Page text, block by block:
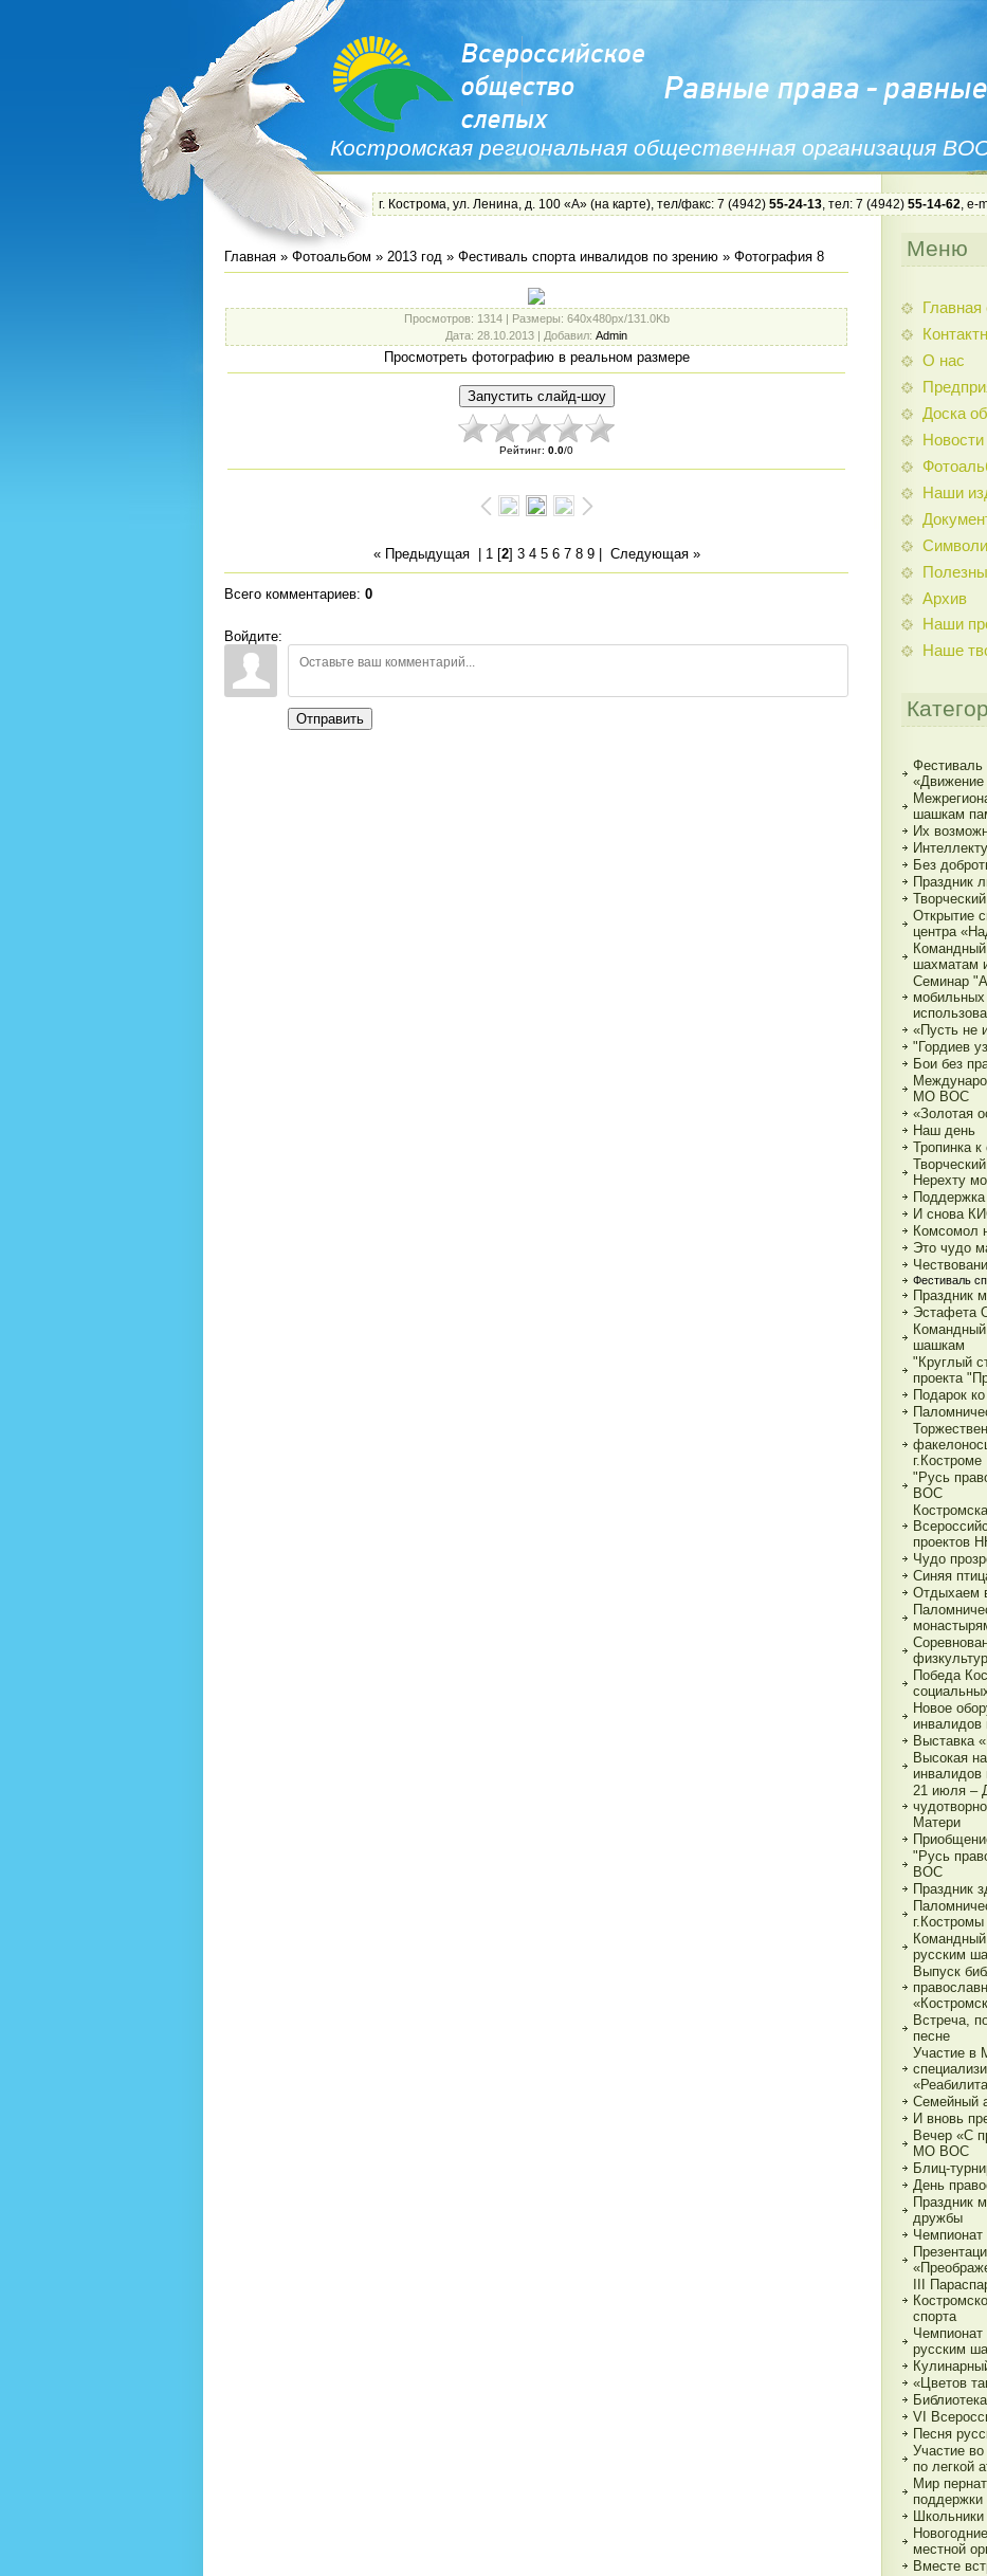
Костромская региональная общественная организация
г. Кострома, ул. Ленина, д. 100 «А» (на карте), тел/факс: 7 (4942) 55-24-13, тел: 7 (4942) 55-14-62, e-
Главная » Фотоальбом » 2013 год » Фестиваль спорта инвалидов по зрению » Фотография 8
Просмотров: 1314 | Размеры: 640x480px/131.0Kb
Дата: 28.10.2013 | Добавил: Admin
Просмотреть фотографию в реальном размере
Рейтинг: 0.0/0
« Предыдущая| 1[2] 3 4 5 6 7 8 9| Следующая »
Всего комментариев: 0
Войдите:
Отправить
Меню
Главная
О нас
Доска
Новости
Наши
Архив
Наши
Наше
Фестиваль
«Движение
шашкам
Их
Без
Праздник
Открытие
центра
шахматам
Семинар
мобильных
«Пусть не
"Гордиев
Бои без
МО ВОС
«Золотая
Наш день
Тропинка к
Нерехту
И снова
Комсомол
Это чудо
Фестиваль
Праздник
Эстафета
шашкам
"Круглый
проекта
Подарок
г.Костроме
"Русь
ВОС
проектов
Чудо
Синяя
Отдыхаем
Победа
Новое
инвалидов
Выставка
Высокая
инвалидов
21 июля –
Матери
"Русь
ВОС
Праздник
г.Костромы
русским
Выпуск
Встреча,
песне
Участие в
Семейный
И вновь
Вечер «С
МО ВОС
Блиц-
День
Праздник
дружбы
III
спорта
Чемпионат
русским
«Цветов
VI
Песня
Участие
по легкой
Мир
поддержки
Школьники
местной
Вместе